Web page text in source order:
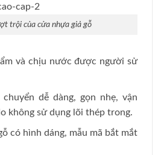
trội của cửa nhựa giả gỗ
và chịu nước được người sử
dễ dàng, gọn nhẹ, vận
không sử dụng lõi thép trong.
có hình dáng, mẫu mã bắt mắt